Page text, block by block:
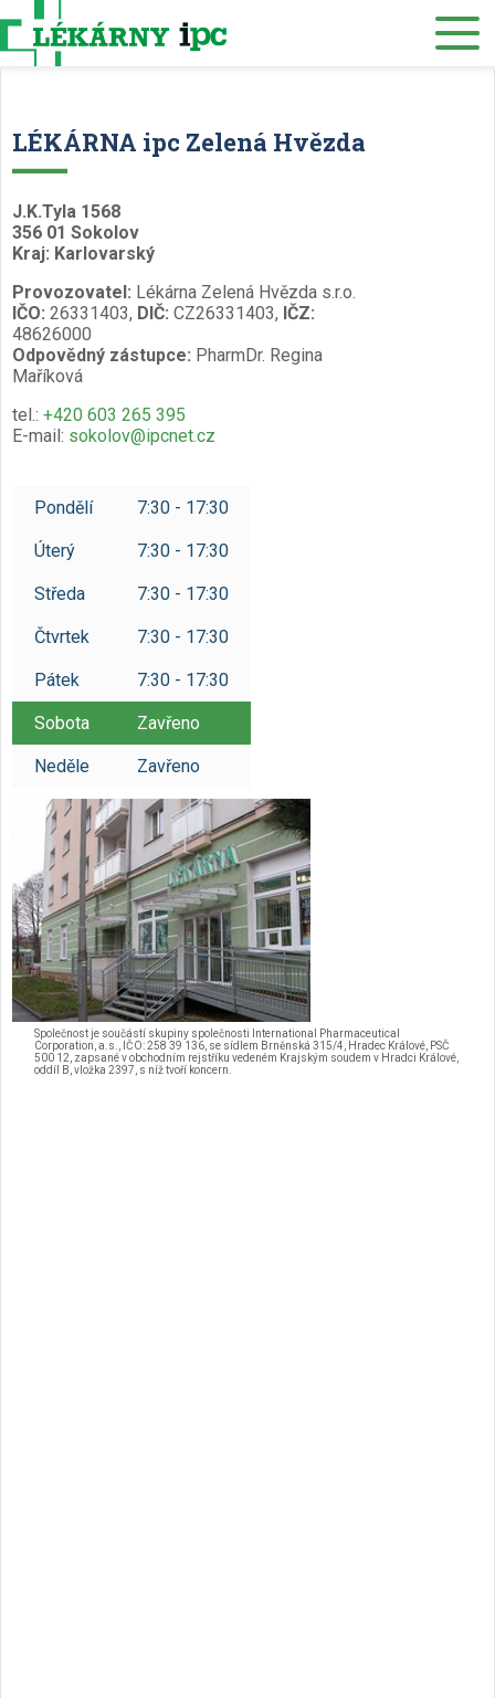
O nás
Služby
Kariéra
Rezervace eReceptu a ePoukazu
LÉKÁRNA ipc Zelená Hvězda
J.K.Tyla 1568
356 01 Sokolov
Kraj: Karlovarský
Provozovatel: Lékárna Zelená Hvězda s.r.o.
IČO: 26331403, DIČ: CZ26331403, IČZ:
48626000
Odpovědný zástupce: PharmDr. Regina
Maříková
tel.: +420 603 265 395
E-mail: sokolov@ipcnet.cz
Pondělí 7:30 - 17:30
Úterý 7:30 - 17:30
Středa 7:30 - 17:30
Čtvrtek 7:30 - 17:30
Pátek 7:30 - 17:30
Sobota Zavřeno
Neděle Zavřeno
Společnost je součástí skupiny společnosti International Pharmaceutical
Corporation, a.s., IČO: 258 39 136, se sídlem Brněnská 315/4, Hradec Králové, PSČ
500 12, zapsané v obchodním rejstříku vedeném Krajským soudem v Hradci Králové,
oddíl B, vložka 2397, s níž tvoří koncern.